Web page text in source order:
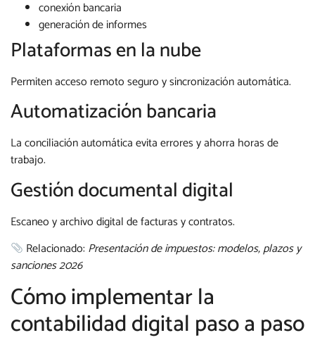
conexión bancaria
generación de informes
Plataformas en la nube
Permiten acceso remoto seguro y sincronización automática.
Automatización bancaria
La conciliación automática evita errores y ahorra horas de
trabajo.
Gestión documental digital
Escaneo y archivo digital de facturas y contratos.
Relacionado:Presentación de impuestos: modelos, plazos y
sanciones 2026
Cómo implementar la
contabilidad digital paso a paso